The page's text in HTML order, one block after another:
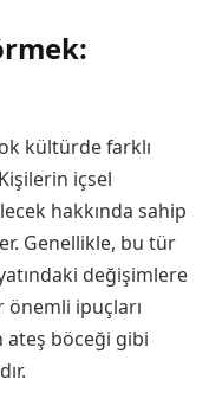
kültürde farklı
içsel
hakkında sahip
Genellikle, bu tür
değişimlere
önemli ipuçları
ateş böceği gibi